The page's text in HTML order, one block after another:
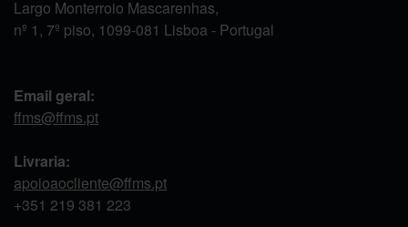
Largo Monterroio Mascarenhas,
nº 1, 7º piso, 1099-081 Lisboa - Portugal
Email geral:
ffms@ffms.pt
Livraria:
apoioaocliente@ffms.pt
+351 219 381 223